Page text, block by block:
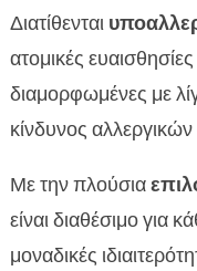
Διατίθενται
ατομικές
διαμορφωμένες με
κίνδυνος
Με την πλούσια
είναι διαθέσιμο για
μοναδικές